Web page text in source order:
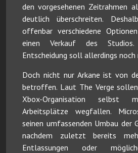
den vorgesehenen Zeitrahmen
deutlich überschreiten.
offenbar verschiedene
einen Verkauf des
Entscheidung soll allerdings
Doch nicht nur Arkane ist von
betroffen. Laut The Verge
Xbox-Organisation selbst
Arbeitsplätze wegfallen.
seinen umfassenden Umbau der
nachdem zuletzt bereits
Entlassungen oder